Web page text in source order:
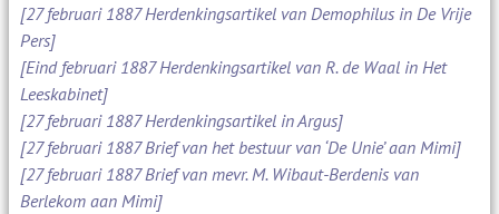
[27 februari 1887 Herdenkingsartikel van Demophilus in De Vrije
Pers]
[Eind februari 1887 Herdenkingsartikel van R. de Waal in Het
Leeskabinet]
[27 februari 1887 Herdenkingsartikel in Argus]
[27 februari 1887 Brief van het bestuur van ‘De Unie’ aan Mimi]
[27 februari 1887 Brief van mevr. M. Wibaut-Berdenis van
Berlekom aan Mimi]